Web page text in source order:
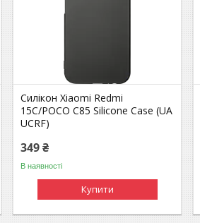
Силікон Xiaomi Redmi
15C/POCO C85 Silicone Case (UA
UCRF)
349 ₴
В наявності
Купити